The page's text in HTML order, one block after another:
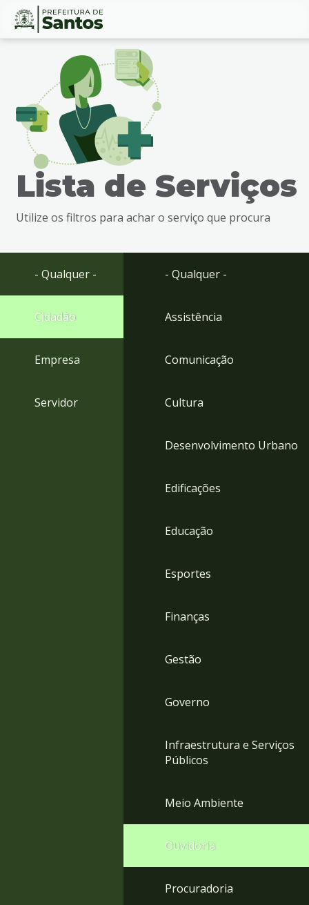
Ir
busca
Ir
rodapé
Conteúdo
Lista de Serviços
Utilize os filtros para achar o serviço que procura
- Qualquer -
Cidadão
Empresa
Servidor
- Qualquer -
Assistência
Comunicação
Cultura
Desenvolvimento Urbano
Edificações
Educação
Esportes
Finanças
Gestão
Governo
Infraestrutura e Serviços
Públicos
Meio Ambiente
Ouvidoria
Procuradoria